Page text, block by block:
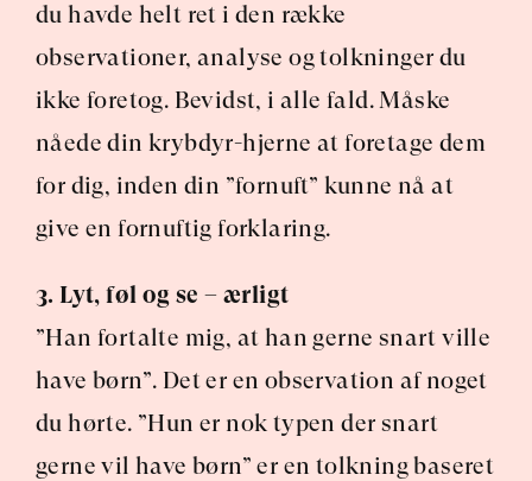
du havde helt ret i den række
observationer, analyse og tolkninger du
ikke foretog. Bevidst, i alle fald. Måske
nåede din krybdyr-hjerne at foretage dem
for dig, inden din ”fornuft” kunne nå at
give en fornuftig forklaring.
3. Lyt, føl og se – ærligt
”Han fortalte mig, at han gerne snart ville
have børn”. Det er en observation af noget
du hørte. ”Hun er nok typen der snart
gerne vil have børn” er en tolkning baseret